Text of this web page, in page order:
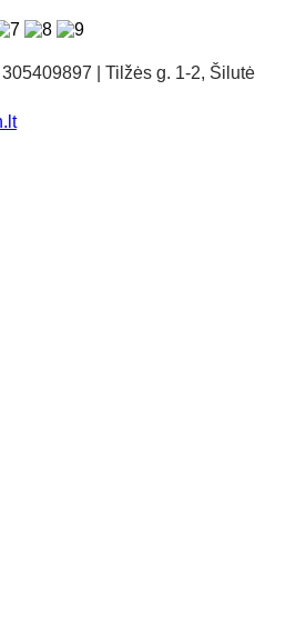
| Tilžės g. 1-2, Šilutė